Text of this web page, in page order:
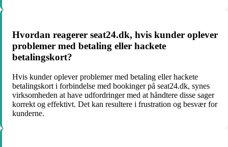
Hvordan reagerer seat24.dk, hvis kunder oplever
problemer med betaling eller hackete
betalingskort?
Hvis kunder oplever problemer med betaling eller hackete
betalingskort i forbindelse med bookinger på seat24.dk, synes
virksomheden at have udfordringer med at håndtere disse sager
korrekt og effektivt. Det kan resultere i frustration og besvær for
kunderne.